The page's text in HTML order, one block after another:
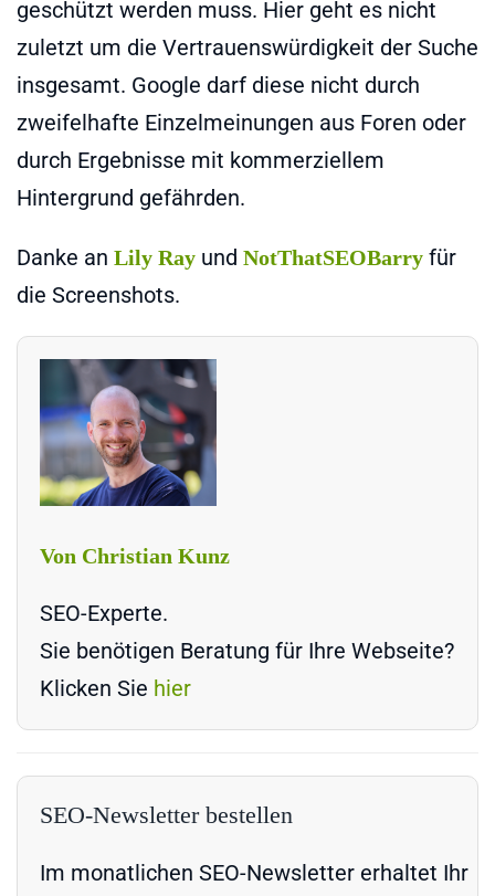
geschützt werden muss. Hier geht es nicht
zuletzt um die Vertrauenswürdigkeit der Suche
insgesamt. Google darf diese nicht durch
zweifelhafte Einzelmeinungen aus Foren oder
durch Ergebnisse mit kommerziellem
Hintergrund gefährden.
Danke an Lily Ray und NotThatSEOBarry für
die Screenshots.
Von Christian Kunz
SEO-Experte.
Sie benötigen Beratung für Ihre Webseite?
Klicken Sie hier
SEO-Newsletter bestellen
Im monatlichen SEO-Newsletter erhaltet Ihr